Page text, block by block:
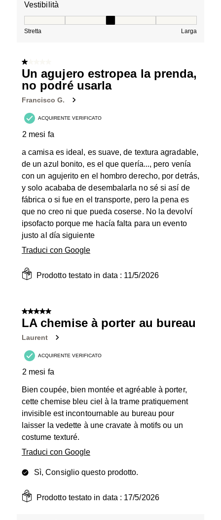
Vestibilità
Stretta Larga
1 su 5 stelle.
Un agujero estropea la prenda,
no podré usarla
Francisco G.
ACQUIRENTE VERIFICATO
2 mesi fa
a camisa es ideal, es suave, de textura agradable,
de un azul bonito, es el que quería..., pero venía
con un agujerito en el hombro derecho, por detrás,
y solo acababa de desembalarla no sé si así de
fábrica o si fue en el transporte, pero la pena es
que no creo ni que pueda coserse. No la devolví
ipsofacto porque me hacía falta para un evento
justo al día siguiente
Traduci con Google
Prodotto testato in data : 11/5/2026
5 su 5 stelle.
LA chemise à porter au bureau
Laurent
ACQUIRENTE VERIFICATO
2 mesi fa
Bien coupée, bien montée et agréable à porter,
cette chemise bleu ciel à la trame pratiquement
invisible est incontournable au bureau pour
laisser la vedette à une cravate à motifs ou un
costume texturé.
Traduci con Google
Sì, Consiglio questo prodotto.
Prodotto testato in data : 17/5/2026